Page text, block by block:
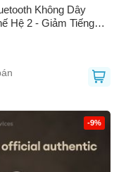
Không Dây
Hệ 2 - Giảm Tiếng
Stereo, Thể Thao,
Cho Lái Xe, Shipper
-9%